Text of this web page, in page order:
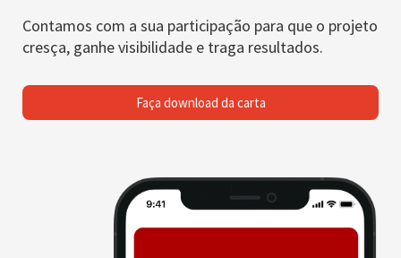
Contamos com a sua participação para que o projeto
cresça, ganhe visibilidade e traga resultados.
Faça download da carta